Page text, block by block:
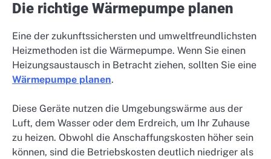
Die richtige Wärmepumpe planen
Eine der zukunftssichersten und umweltfreundlichsten
Heizmethoden ist die Wärmepumpe. Wenn Sie einen
Heizungsaustausch in Betracht ziehen, sollten Sie eine
Wärmepumpe planen.
Diese Geräte nutzen die Umgebungswärme aus der
Luft, dem Wasser oder dem Erdreich, um Ihr Zuhause
zu heizen. Obwohl die Anschaffungskosten höher sein
können, sind die Betriebskosten deutlich niedriger als